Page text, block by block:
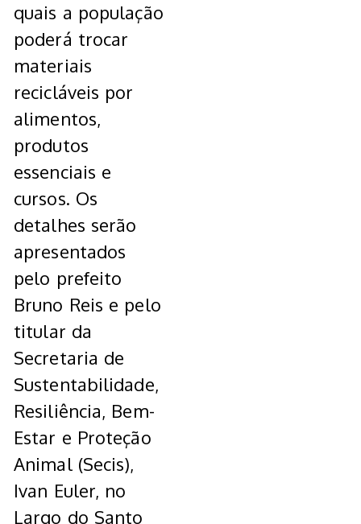
quais a população
poderá trocar
materiais
recicláveis por
alimentos,
produtos
essenciais e
cursos. Os
detalhes serão
apresentados
pelo prefeito
Bruno Reis e pelo
titular da
Secretaria de
Sustentabilidade,
Resiliência, Bem-
Estar e Proteção
Animal (Secis),
Ivan Euler, no
Largo do Santo